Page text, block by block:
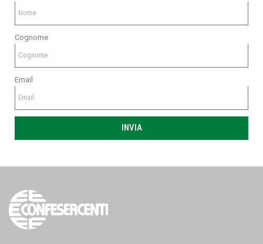
Cognome
Email
INVIA